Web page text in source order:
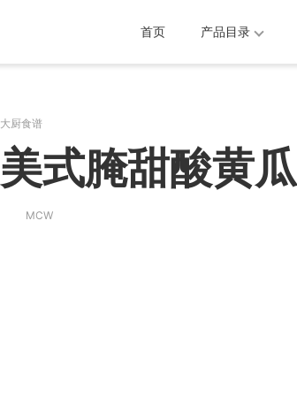
首页 产品目录
大厨食谱
美式腌甜酸黄瓜
MCW